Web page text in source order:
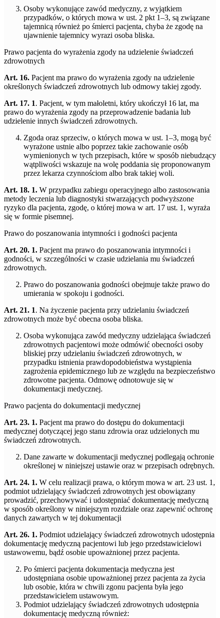
Osoby wykonujące zawód medyczny, z wyjątkiem
przypadków, o których mowa w ust. 2 pkt 1–3, są związane
tajemnicą również po śmierci pacjenta, chyba że zgodę na
ujawnienie tajemnicy wyrazi osoba bliska.
Prawo pacjenta do wyrażenia zgody na udzielenie świadczeń
zdrowotnych
Art. 16. Pacjent ma prawo do wyrażenia zgody na udzielenie
określonych świadczeń zdrowotnych lub odmowy takiej zgody.
Art. 17. 1. Pacjent, w tym małoletni, który ukończył 16 lat, ma
prawo do wyrażenia zgody na przeprowadzenie badania lub
udzielenie innych świadczeń zdrowotnych.
Zgoda oraz sprzeciw, o których mowa w ust. 1–3, mogą być
wyrażone ustnie albo poprzez takie zachowanie osób
wymienionych w tych przepisach, które w sposób niebudzący
wątpliwości wskazuje na wolę poddania się proponowanym
przez lekarza czynnościom albo brak takiej woli.
Art. 18. 1. W przypadku zabiegu operacyjnego albo zastosowania
metody leczenia lub diagnostyki stwarzających podwyższone
ryzyko dla pacjenta, zgodę, o której mowa w art. 17 ust. 1, wyraża
się w formie pisemnej.
Prawo do poszanowania intymności i godności pacjenta
Art. 20. 1. Pacjent ma prawo do poszanowania intymności i
godności, w szczególności w czasie udzielania mu świadczeń
zdrowotnych.
Prawo do poszanowania godności obejmuje także prawo do
umierania w spokoju i godności.
Art. 21. 1. Na życzenie pacjenta przy udzielaniu świadczeń
zdrowotnych może być obecna osoba bliska.
Osoba wykonująca zawód medyczny udzielająca świadczeń
zdrowotnych pacjentowi może odmówić obecności osoby
bliskiej przy udzielaniu świadczeń zdrowotnych, w
przypadku istnienia prawdopodobieństwa wystąpienia
zagrożenia epidemicznego lub ze względu na bezpieczeństwo
zdrowotne pacjenta. Odmowę odnotowuje się w
dokumentacji medycznej.
Prawo pacjenta do dokumentacji medycznej
Art. 23. 1. Pacjent ma prawo do dostępu do dokumentacji
medycznej dotyczącej jego stanu zdrowia oraz udzielonych mu
świadczeń zdrowotnych.
Dane zawarte w dokumentacji medycznej podlegają ochronie
określonej w niniejszej ustawie oraz w przepisach odrębnych.
Art. 24. 1. W celu realizacji prawa, o którym mowa w art. 23 ust. 1,
podmiot udzielający świadczeń zdrowotnych jest obowiązany
prowadzić, przechowywać i udostępniać dokumentację medyczną
w sposób określony w niniejszym rozdziale oraz zapewnić ochronę
danych zawartych w tej dokumentacji
Art. 26. 1. Podmiot udzielający świadczeń zdrowotnych udostępnia
dokumentację medyczną pacjentowi lub jego przedstawicielowi
ustawowemu, bądź osobie upoważnionej przez pacjenta.
Po śmierci pacjenta dokumentacja medyczna jest
udostępniana osobie upoważnionej przez pacjenta za życia
lub osobie, która w chwili zgonu pacjenta była jego
przedstawicielem ustawowym.
Podmiot udzielający świadczeń zdrowotnych udostępnia
dokumentację medyczną również: